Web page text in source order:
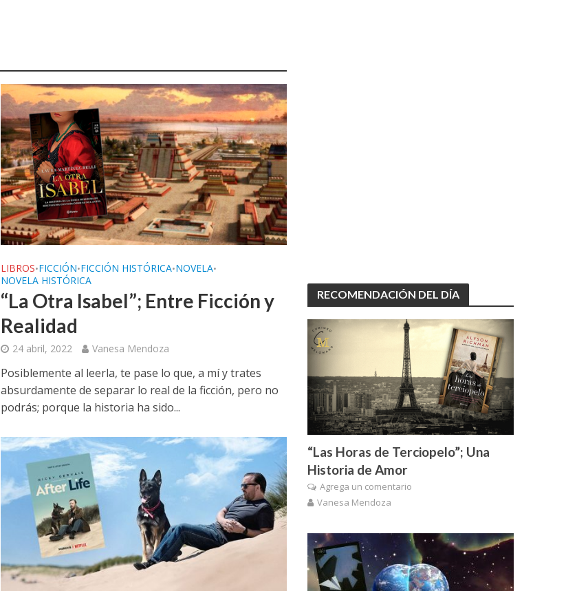
LIBROS•FICCIÓN•FICCIÓN HISTÓRICA•NOVELA•
NOVELA HISTÓRICA
“La Otra Isabel”; Entre Ficción y
Realidad
24 abril, 2022 Vanesa Mendoza
Posiblemente al leerla, te pase lo que, a mí y trates
absurdamente de separar lo real de la ficción, pero no
podrás; porque la historia ha sido...
RECOMENDACIÓN DEL DÍA
“Las Horas de Terciopelo”; Una
Historia de Amor
Agrega un comentario
Vanesa Mendoza